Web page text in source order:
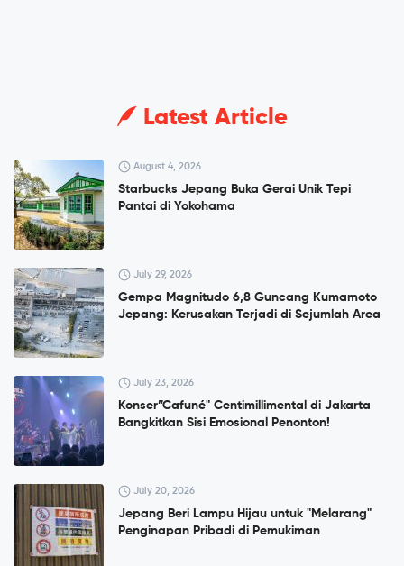
Latest Article
August 4, 2026
Starbucks Jepang Buka Gerai Unik Tepi
Pantai di Yokohama
July 29, 2026
Gempa Magnitudo 6,8 Guncang Kumamoto
Jepang: Kerusakan Terjadi di Sejumlah Area
July 23, 2026
Konser”Cafuné" Centimillimental di Jakarta
Bangkitkan Sisi Emosional Penonton!
July 20, 2026
Jepang Beri Lampu Hijau untuk "Melarang"
Penginapan Pribadi di Pemukiman